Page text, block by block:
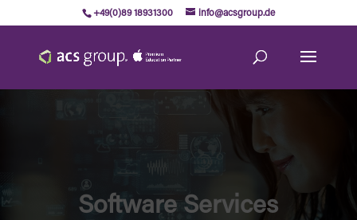
+49(0)89 18931300 info@acsgroup.de
Software Services